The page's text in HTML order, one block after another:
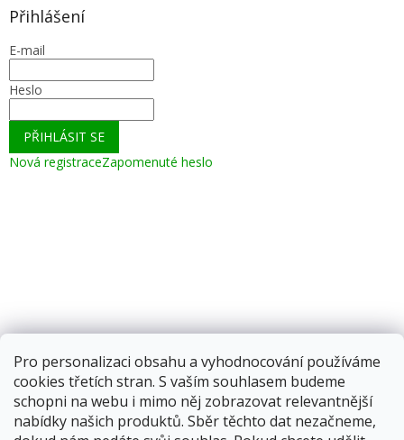
Pro personalizaci obsahu a vyhodnocování používáme
cookies třetích stran. S vaším souhlasem budeme
schopni na webu i mimo něj zobrazovat relevantnější
nabídky našich produktů. Sběr těchto dat nezačneme,
Přihlášení
E-mail
Heslo
PŘIHLÁSIT SE
Nová registraceZapomenuté heslo